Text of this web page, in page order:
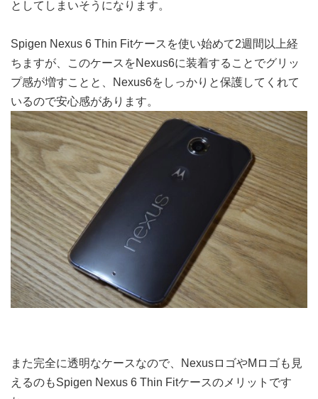
としてしまいそうになります。
Spigen Nexus 6 Thin Fitケースを使い始めて2週間以上経
ちますが、このケースをNexus6に装着することでグリッ
プ感が増すことと、Nexus6をしっかりと保護してくれて
いるので安心感があります。
また完全に透明なケースなので、NexusロゴやMロゴも見
えるのもSpigen Nexus 6 Thin Fitケースのメリットです